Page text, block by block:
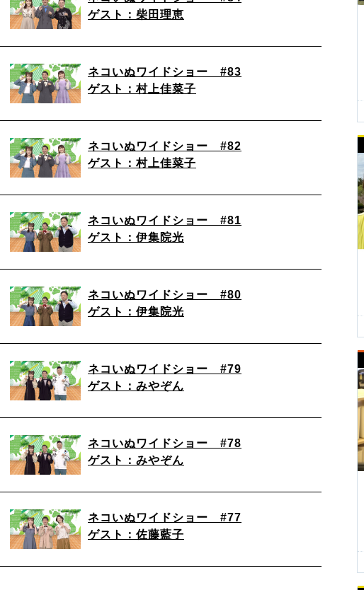
ゲスト：柴田理恵
ネコいぬワイドショー #83
ゲスト：村上佳菜子
ネコいぬワイドショー #82
ゲスト：村上佳菜子
ネコいぬワイドショー #81
ゲスト：伊集院光
ネコいぬワイドショー #80
ゲスト：伊集院光
ネコいぬワイドショー #79
ゲスト：みやぞん
ネコいぬワイドショー #78
ゲスト：みやぞん
ネコいぬワイドショー #77
ゲスト：佐藤藍子